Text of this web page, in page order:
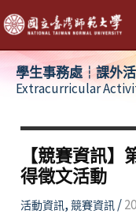
跳
至
主
學生事務處┆課外
Extracurricular
【競賽資訊
得徵文活動
活動資訊, 競賽資訊/